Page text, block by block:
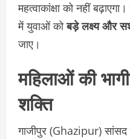
महत्वाकांक्षा को नहीं
में युवाओं कोबड़े लक्ष्य और
जाए।
महिलाओं की
शक्ति
गाजीपुर (Ghazipur) सांसद